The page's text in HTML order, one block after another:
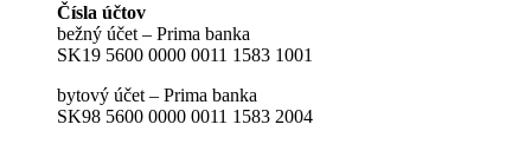
Čísla účtov
bežný účet – Prima banka
SK19 5600 0000 0011 1583 1001
bytový účet – Prima banka
SK98 5600 0000 0011 1583 2004